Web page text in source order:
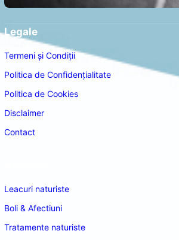
Legale
Termeni și Condiții
Politica de Confidențialitate
Politica de Cookies
Disclaimer
Contact
Leacuri naturiste
Boli & Afectiuni
Tratamente naturiste